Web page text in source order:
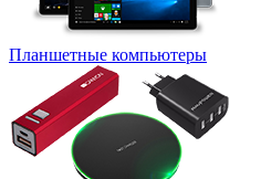
Планшетные компьютеры